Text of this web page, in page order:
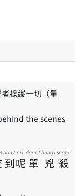
the scenes
到
dou2
呢
ni1
單
daan1
兇
hung1
殺
saat3